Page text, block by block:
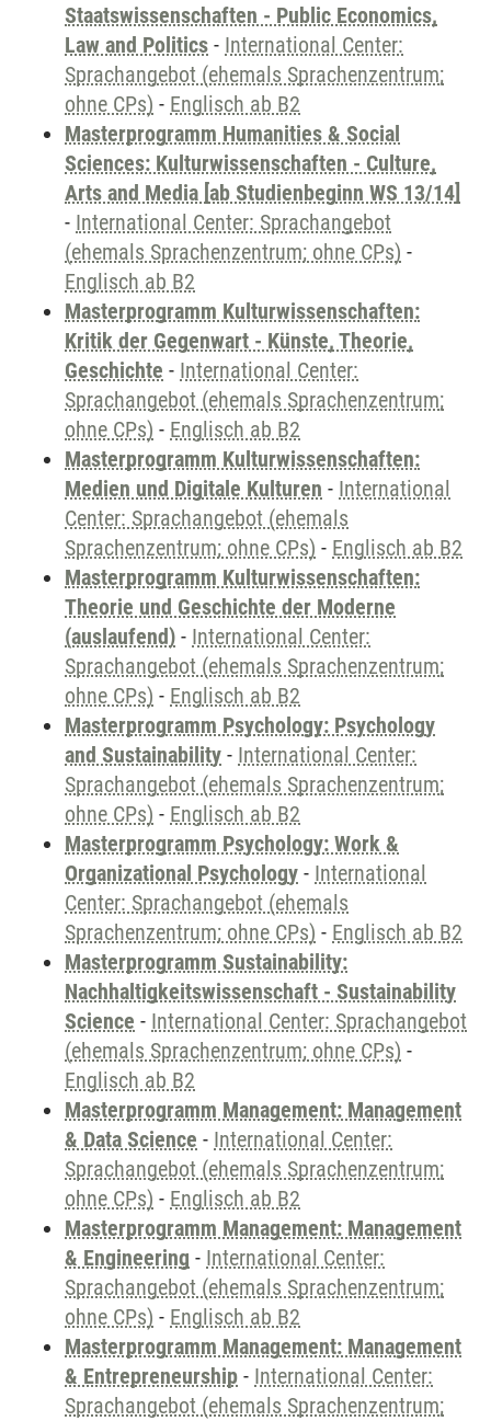
Staatswissenschaften - Public Economics,
Law and Politics - International Center:
Sprachangebot (ehemals Sprachenzentrum;
ohne CPs) - Englisch ab B2
Masterprogramm Humanities & Social
Sciences: Kulturwissenschaften - Culture,
Arts and Media [ab Studienbeginn WS 13/14]
- International Center: Sprachangebot
(ehemals Sprachenzentrum; ohne CPs) -
Englisch ab B2
Masterprogramm Kulturwissenschaften:
Kritik der Gegenwart - Künste, Theorie,
Geschichte - International Center:
Sprachangebot (ehemals Sprachenzentrum;
ohne CPs) - Englisch ab B2
Masterprogramm Kulturwissenschaften:
Medien und Digitale Kulturen - International
Center: Sprachangebot (ehemals
Sprachenzentrum; ohne CPs) - Englisch ab B2
Masterprogramm Kulturwissenschaften:
Theorie und Geschichte der Moderne
(auslaufend) - International Center:
Sprachangebot (ehemals Sprachenzentrum;
ohne CPs) - Englisch ab B2
Masterprogramm Psychology: Psychology
and Sustainability - International Center:
Sprachangebot (ehemals Sprachenzentrum;
ohne CPs) - Englisch ab B2
Masterprogramm Psychology: Work &
Organizational Psychology - International
Center: Sprachangebot (ehemals
Sprachenzentrum; ohne CPs) - Englisch ab B2
Masterprogramm Sustainability:
Nachhaltigkeitswissenschaft - Sustainability
Science - International Center: Sprachangebot
(ehemals Sprachenzentrum; ohne CPs) -
Englisch ab B2
Masterprogramm Management: Management
& Data Science - International Center:
Sprachangebot (ehemals Sprachenzentrum;
ohne CPs) - Englisch ab B2
Masterprogramm Management: Management
& Engineering - International Center:
Sprachangebot (ehemals Sprachenzentrum;
ohne CPs) - Englisch ab B2
Masterprogramm Management: Management
& Entrepreneurship - International Center:
Sprachangebot (ehemals Sprachenzentrum;